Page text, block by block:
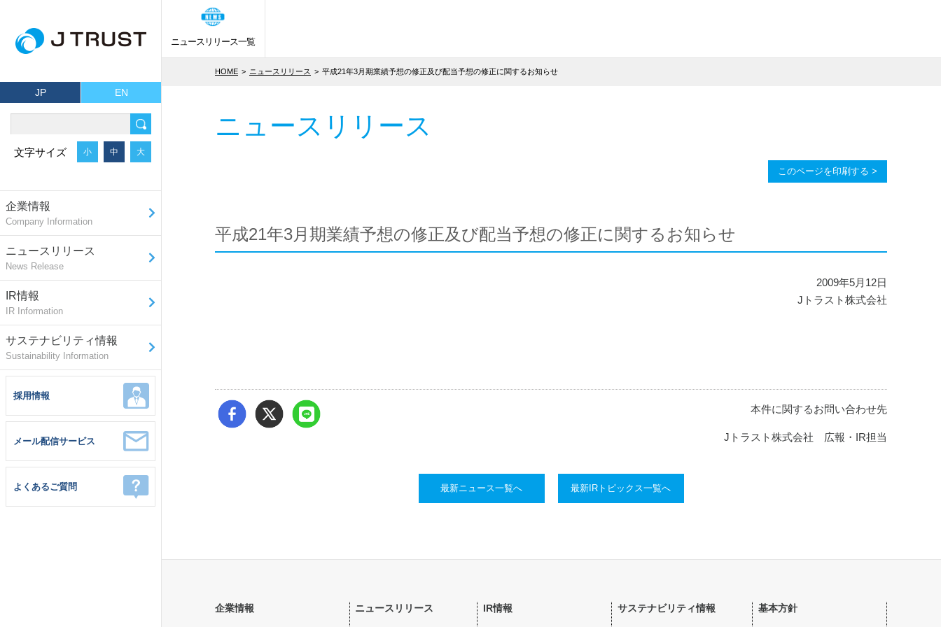
JP EN
文字サイズ 小 中 大
企業情報
Company Information
ニュースリリース
News Release
IR情報
IR Information
サステナビリティ情報
Sustainability Information
採用情報
メール配信サービス
よくあるご質問
ニュースリリース一覧
HOME ニュースリリース 平成21年3月期業績予想の修正及び配当予想の修正に関するお知らせ
ニュースリリース
このページを印刷する >
平成21年3月期業績予想の修正及び配当予想の修正に関するお知らせ
2009年5月12日
Jトラスト株式会社
本件に関するお問い合わせ先
Jトラスト株式会社 広報・IR担当
最新ニュース一覧へ 最新IRトピックス一覧へ
企業情報 ニュースリリース IR情報 サステナビリティ情報 基本方針